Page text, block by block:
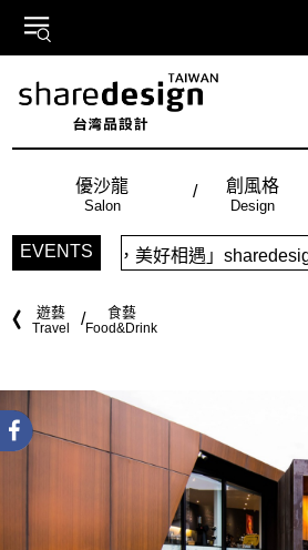
優沙龍
Salon
創風格
Design
EVENTS
相遇」sharedesign台灣品設計，五
遊藝
Travel
食藝
Food&Drink